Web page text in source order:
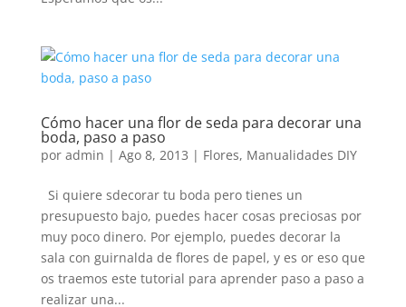
Cómo hacer una flor de seda para decorar una
boda, paso a paso
por admin | Ago 8, 2013 | Flores, Manualidades DIY
Si quiere sdecorar tu boda pero tienes un
presupuesto bajo, puedes hacer cosas preciosas por
muy poco dinero. Por ejemplo, puedes decorar la
sala con guirnalda de flores de papel, y es or eso que
os traemos este tutorial para aprender paso a paso a
realizar una...